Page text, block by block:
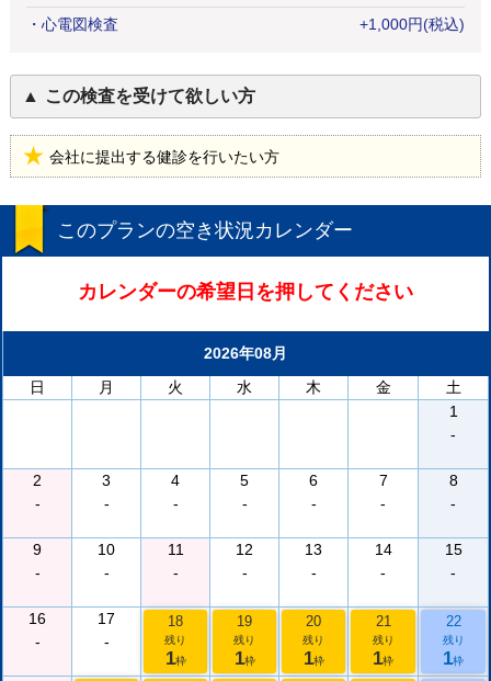
・ 心電図検査 +1,000円(税込)
この検査を受けて欲しい方
会社に提出する健診を行いたい方
このプランの空き状況カレンダー
カレンダーの希望日を押してください
2026年08月
日
月 火 水 木 金
土
1
-
2
-
3
-
4
-
5
-
6
-
7
-
8
-
9
-
10
-
11
-
12
-
13
-
14
-
15
-
16
-
17
-
18
残り
1枠
19
残り
1枠
20
残り
1枠
21
残り
1枠
22
残り
1枠